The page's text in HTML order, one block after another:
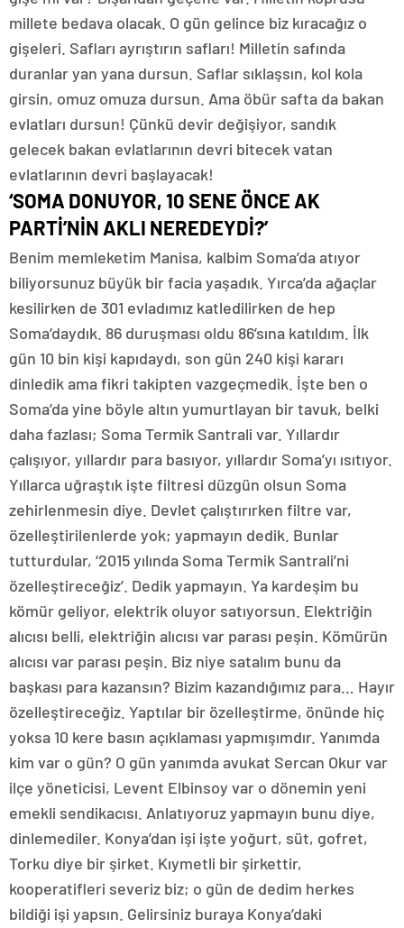
millete bedava olacak. O gün gelince biz kıracağız o
gişeleri. Safları ayrıştırın safları! Milletin safında
duranlar yan yana dursun. Saflar sıklaşsın, kol kola
girsin, omuz omuza dursun. Ama öbür safta da bakan
evlatları dursun! Çünkü devir değişiyor, sandık
gelecek bakan evlatlarının devri bitecek vatan
evlatlarının devri başlayacak!
‘SOMA DONUYOR, 10 SENE ÖNCE AK
PARTİ’NİN AKLI NEREDEYDİ?’
Benim memleketim Manisa, kalbim Soma’da atıyor
biliyorsunuz büyük bir facia yaşadık. Yırca’da ağaçlar
kesilirken de 301 evladımız katledilirken de hep
Soma’daydık. 86 duruşması oldu 86’sına katıldım. İlk
gün 10 bin kişi kapıdaydı, son gün 240 kişi kararı
dinledik ama fikri takipten vazgeçmedik. İşte ben o
Soma’da yine böyle altın yumurtlayan bir tavuk, belki
daha fazlası; Soma Termik Santrali var. Yıllardır
çalışıyor, yıllardır para basıyor, yıllardır Soma’yı ısıtıyor.
Yıllarca uğraştık işte filtresi düzgün olsun Soma
zehirlenmesin diye. Devlet çalıştırırken filtre var,
özelleştirilenlerde yok; yapmayın dedik. Bunlar
tutturdular, ‘2015 yılında Soma Termik Santrali’ni
özelleştireceğiz’. Dedik yapmayın. Ya kardeşim bu
kömür geliyor, elektrik oluyor satıyorsun. Elektriğin
alıcısı belli, elektriğin alıcısı var parası peşin. Kömürün
alıcısı var parası peşin. Biz niye satalım bunu da
başkası para kazansın? Bizim kazandığımız para… Hayır
özelleştireceğiz. Yaptılar bir özelleştirme, önünde hiç
yoksa 10 kere basın açıklaması yapmışımdır. Yanımda
kim var o gün? O gün yanımda avukat Sercan Okur var
ilçe yöneticisi, Levent Elbinsoy var o dönemin yeni
emekli sendikacısı. Anlatıyoruz yapmayın bunu diye,
dinlemediler. Konya’dan işi işte yoğurt, süt, gofret,
Torku diye bir şirket. Kıymetli bir şirkettir,
kooperatifleri severiz biz; o gün de dedim herkes
bildiği işi yapsın. Gelirsiniz buraya Konya’daki